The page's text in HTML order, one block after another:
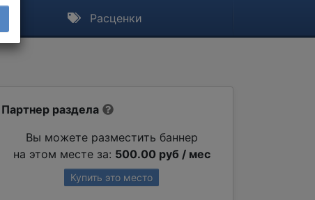
Расценки
Партнер раздела
Вы можете разместить баннер
на этом месте за: 500.00 руб / мес
Купить это место